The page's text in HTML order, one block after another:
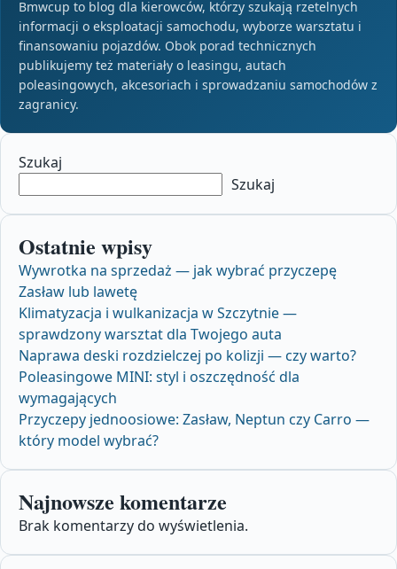
Bmwcup to blog dla kierowców, którzy szukają rzetelnych
informacji o eksploatacji samochodu, wyborze warsztatu i
finansowaniu pojazdów. Obok porad technicznych
publikujemy też materiały o leasingu, autach
poleasingowych, akcesoriach i sprowadzaniu samochodów z
zagranicy.
Szukaj
Szukaj
Ostatnie wpisy
Wywrotka na sprzedaż — jak wybrać przyczepę
Zasław lub lawetę
Klimatyzacja i wulkanizacja w Szczytnie —
sprawdzony warsztat dla Twojego auta
Naprawa deski rozdzielczej po kolizji — czy warto?
Poleasingowe MINI: styl i oszczędność dla
wymagających
Przyczepy jednoosiowe: Zasław, Neptun czy Carro —
który model wybrać?
Najnowsze komentarze
Brak komentarzy do wyświetlenia.